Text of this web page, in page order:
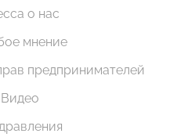
о нас
мнение
предпринимателей
Видео